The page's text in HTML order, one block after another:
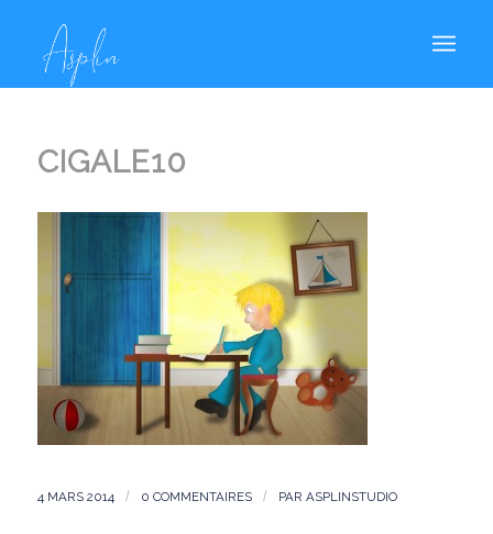
CIGALE10
4 MARS 2014 / 0 COMMENTAIRES / PAR ASPLINSTUDIO